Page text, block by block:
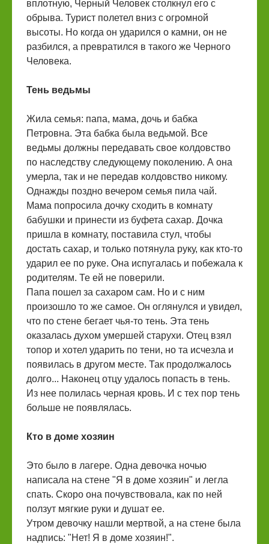
вплотную, Черный Человек столкнул его с
обрыва. Турист полетел вниз с огромной
высоты. Но когда он ударился о камни, он не
разбился, а превратился в такого же Черного
Человека.
Тень ведьмы
Жила семья: папа, мама, дочь и бабка
Петровна. Эта бабка была ведьмой. Все
ведьмы должны передавать свое колдовство
по наследству следующему поколению. А она
умерла, так и не передав колдовство никому.
Однажды поздно вечером семья пила чай.
Мама попросила дочку сходить в комнату
бабушки и принести из буфета сахар. Дочка
пришла в комнату, поставила стул, чтобы
достать сахар, и только потянула руку, как кто-то
ударил ее по руке. Она испугалась и побежала к
родителям. Те ей не поверили.
Папа пошел за сахаром сам. Но и с ним
произошло то же самое. Он оглянулся и увидел,
что по стене бегает чья-то тень. Эта тень
оказалась духом умершей старухи. Отец взял
топор и хотел ударить по тени, но та исчезла и
появилась в другом месте. Так продолжалось
долго... Наконец отцу удалось попасть в тень.
Из нее полилась черная кровь. И с тех пор тень
больше не появлялась.
Кто в доме хозяин
Это было в лагере. Одна девочка ночью
написала на стене "Я в доме хозяин" и легла
спать. Скоро она почувствовала, как по ней
ползут мягкие руки и душат ее.
Утром девочку нашли мертвой, а на стене была
надпись: "Нет! Я в доме хозяин!".